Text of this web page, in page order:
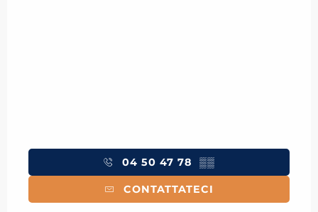
04 50 47 78 ▒▒
CONTATTATECI